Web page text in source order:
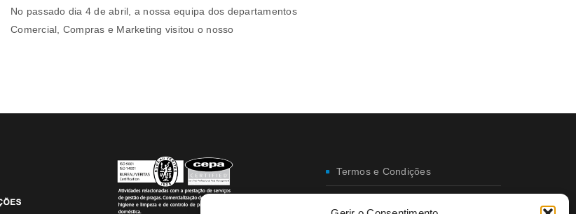
No passado dia 4 de abril, a nossa equipa dos departamentos
Comercial, Compras e Marketing visitou o nosso
Termos e Condições